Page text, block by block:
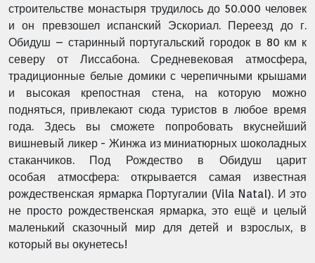
строительстве монастыря трудилось до 50.000 человек
и он превзошел испанский Эскориал. Переезд до г.
Обидуш – старинный португальский городок в 80 км к
северу от Лиссабона. Средневековая атмосфера,
традиционные белые домики с черепичными крышами
и высокая крепостная стена, на которую можно
подняться, привлекают сюда туристов в любое время
года. Здесь вы сможете попробовать вкуснейший
вишневый ликер - Жинжа из миниатюрных шоколадных
стаканчиков. Под Рождество в Обидуш царит
особая атмосфера: открывается самая известная
рождественская ярмарка Португалии (Vila Natal). И это
не просто рождественская ярмарка, это ещё и целый
маленький сказочный мир для детей и взрослых, в
который вы окунетесь!